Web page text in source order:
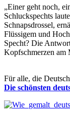
„Einer geht noch,
Schluckspechts
Schnapsdrossel,
Flüssigem und
Specht? Die
Kopfschmerzen am
Für alle, die
Die schönsten